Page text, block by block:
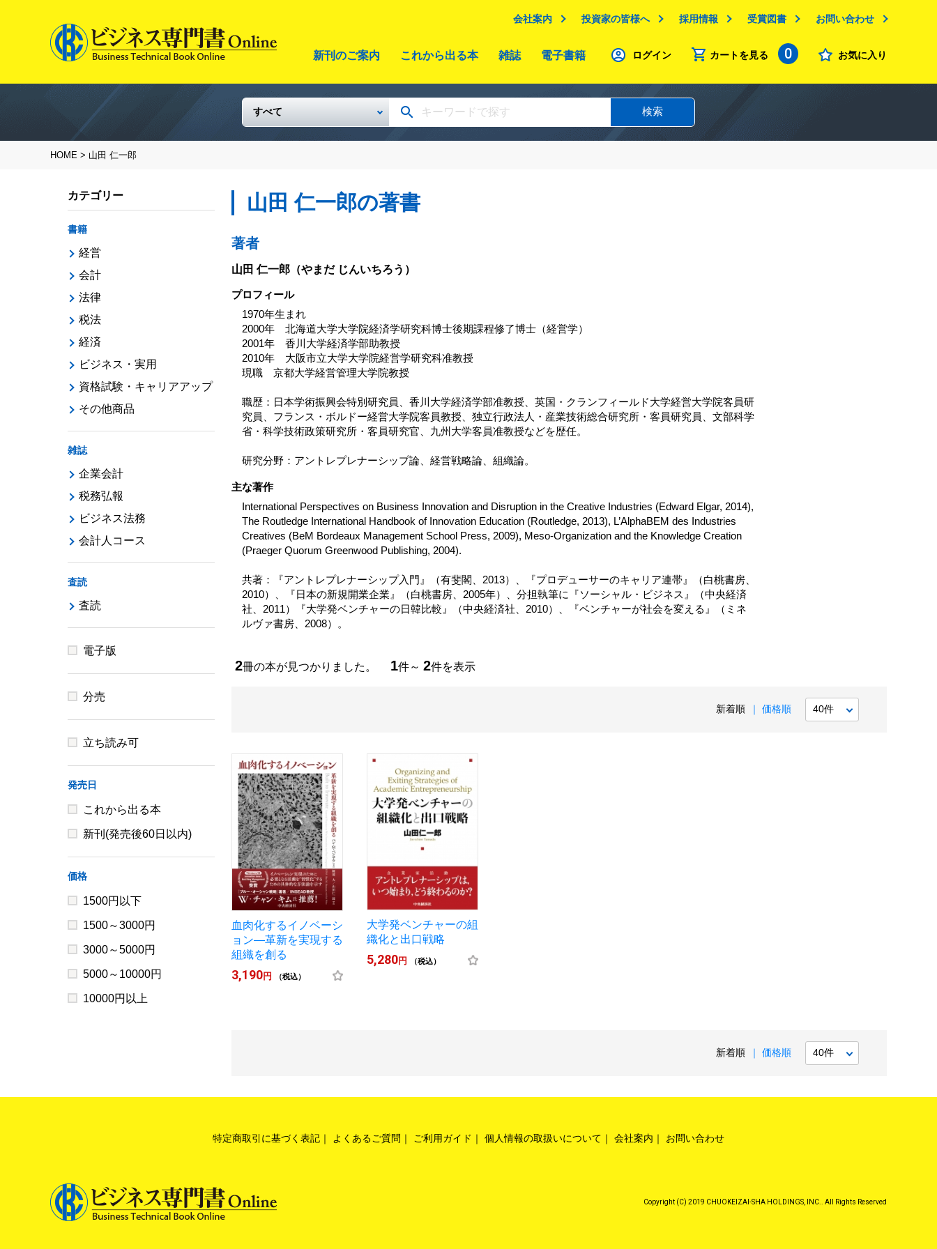
会社案内 投資家の皆様へ 採用情報 受賞図書 お問い合わせ
新刊のご案内 これから出る本 雑誌 電子書籍 ログイン カートを見る 0 お気に入り
検索
HOME > 山田 仁一郎
山田 仁一郎の著書
著者
山田 仁一郎 （やまだ じんいちろう）
プロフィール
1970年生まれ
2000年 北海道大学大学院経済学研究科博士後期課程修了博士（経営学）
2001年 香川大学経済学部助教授
2010年 大阪市立大学大学院経営学研究科准教授
現職 京都大学経営管理大学院教授
職歴：日本学術振興会特別研究員、香川大学経済学部准教授、英国・クランフィールド大学経営大学院客員研
究員、フランス・ボルドー経営大学院客員教授、独立行政法人・産業技術総合研究所・客員研究員、文部科学
省・科学技術政策研究所・客員研究官、九州大学客員准教授などを歴任。
研究分野：アントレプレナーシップ論、経営戦略論、組織論。
主な著作
International Perspectives on Business Innovation and Disruption in the Creative Industries (Edward Elgar, 2014),
The Routledge International Handbook of Innovation Education (Routledge, 2013), L’AlphaBEM des Industries
Creatives (BeM Bordeaux Management School Press, 2009), Meso-Organization and the Knowledge Creation
(Praeger Quorum Greenwood Publishing, 2004).
共著：『アントレプレナーシップ入門』（有斐閣、2013）、『プロデューサーのキャリア連帯』（白桃書房、
2010）、『日本の新規開業企業』（白桃書房、2005年）、分担執筆に『ソーシャル・ビジネス』（中央経済
社、2011）『大学発ベンチャーの日韓比較』（中央経済社、2010）、『ベンチャーが社会を変える』（ミネ
ルヴァ書房、2008）。
2冊の本が見つかりました。 1件～ 2件を表示
新着順 価格順
血肉化するイノベーシ
ョン―革新を実現する
組織を創る
3,190円 （税込）
大学発ベンチャーの組
織化と出口戦略
5,280円 （税込）
新着順 価格順
カテゴリー
書籍
経営
会計
法律
税法
経済
ビジネス・実用
資格試験・キャリアアップ
その他商品
雑誌
企業会計
税務弘報
ビジネス法務
会計人コース
査読
査読
電子版
分売
立ち読み可
発売日
これから出る本
新刊(発売後60日以内)
価格
1500円以下
1500～3000円
3000～5000円
5000～10000円
10000円以上
特定商取引に基づく表記 よくあるご質問 ご利用ガイド 個人情報の取扱いについて 会社案内 お問い合わせ
Copyright (C) 2019 CHUOKEIZAI-SHA HOLDINGS, INC.. All Rights Reserved